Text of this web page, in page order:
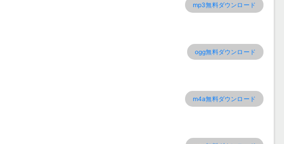
mp3無料ダウンロード
ogg無料ダウンロード
m4a無料ダウンロード